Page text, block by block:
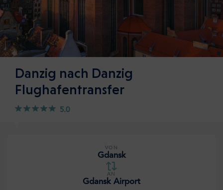
Danzig nach Danzig
Flughafentransfer
5.0
VON
Gdansk
AN
Gdansk Airport